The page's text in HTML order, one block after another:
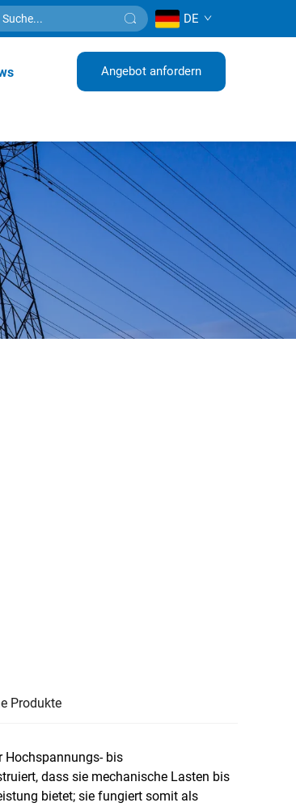
DE
Angebot anfordern
Produkte
Hochspannungs- bis
dass sie mechanische Lasten bis
bietet; sie fungiert somit als